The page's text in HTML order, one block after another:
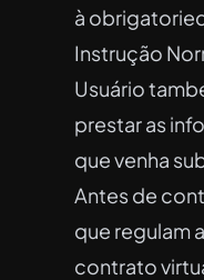
à
Instrução
Usuário
prestar as
que venha
Antes de
que regulam
contrato